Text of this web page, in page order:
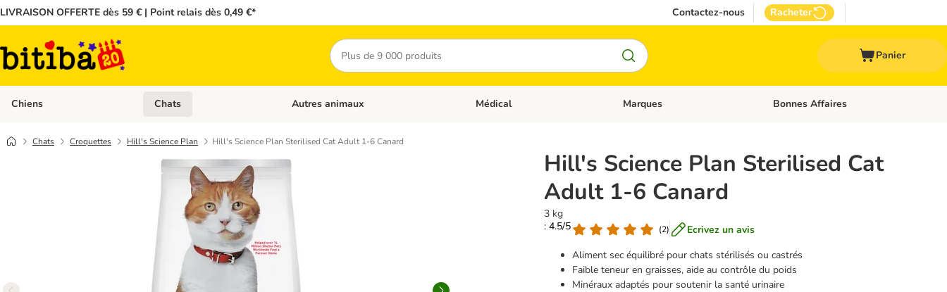
LIVRAISON OFFERTE dès 59 € | Point relais dès 0,49 €* Contactez-nous Racheter
Rechercher
Panier
Chiens Dérouler les catégories: Chiens
Chats Dérouler les catégories: Chats
Autres animaux Dérouler les catégories: Autres animaux
Médical Dérouler les catégories: Médical
Marques Dérouler les catégories: Marques
Bonnes Affaires
Chats Croquettes Hill's Science Plan Hill's Science Plan Sterilised Cat Adult 1-6 Canard
Hill's Science Plan Sterilised Cat
Adult 1-6 Canard
3 kg
: 4.5/5
(2)
Ecrivez un avis
Aliment sec équilibré pour chats stérilisés ou castrés
Faible teneur en graisses, aide au contrôle du poids
Minéraux adaptés pour soutenir la santé urinaire